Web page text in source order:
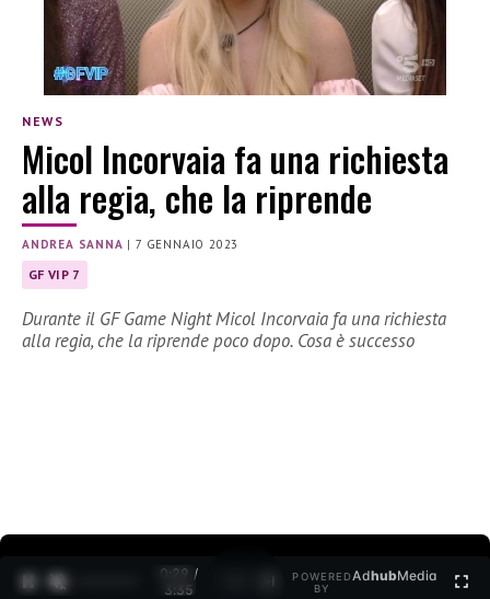
NEWS
Micol Incorvaia fa una richiesta
alla regia, che la riprende
ANDREA SANNA |7 GENNAIO 2023
GF VIP 7
Durante il GF Game Night Micol Incorvaia fa una richiesta
alla regia, che la riprende poco dopo. Cosa è successo
0:30 /
3:35
POWERED
BY
AdhubMedia